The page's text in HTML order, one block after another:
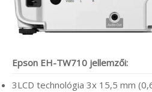
Epson EH-TW710 jellemzői:
3LCD technológia 3x 15,5 mm